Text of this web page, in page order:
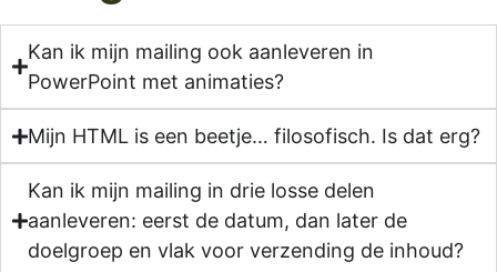
Kan ik mijn mailing ook aanleveren in
PowerPoint met animaties?
Mijn HTML is een beetje… filosofisch. Is dat erg?
Kan ik mijn mailing in drie losse delen
aanleveren: eerst de datum, dan later de
doelgroep en vlak voor verzending de inhoud?